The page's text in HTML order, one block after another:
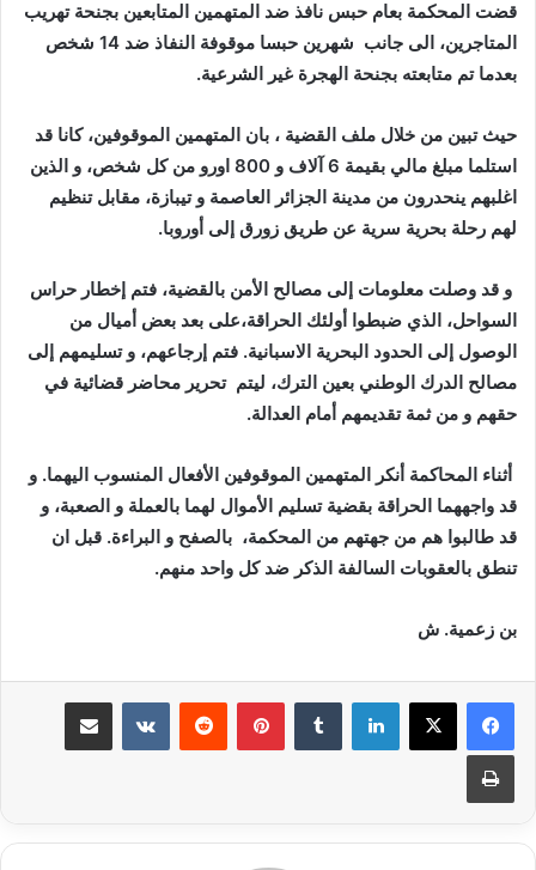
قضت المحكمة بعام حبس نافذ ضد المتهمين المتابعين بجنحة تهريب
المتاجرين، الى جانب شهرين حبسا موقوفة النفاذ ضد 14 شخص
بعدما تم متابعته بجنحة الهجرة غير الشرعية.
حيث تبين من خلال ملف القضية ، بان المتهمين الموقوفين، كانا قد
استلما مبلغ مالي بقيمة 6 آلاف و 800 اورو من كل شخص، و الذين
اغلبهم ينحدرون من مدينة الجزائر العاصمة و تيبازة، مقابل تنظيم
لهم رحلة بحرية سرية عن طريق زورق إلى أوروبا.
و قد وصلت معلومات إلى مصالح الأمن بالقضية، فتم إخطار حراس
السواحل، الذي ضبطوا أولئك الحراقة،على بعد بعض أميال من
الوصول إلى الحدود البحرية الاسبانية. فتم إرجاعهم، و تسليمهم إلى
مصالح الدرك الوطني بعين الترك، ليتم تحرير محاضر قضائية في
حقهم و من ثمة تقديمهم أمام العدالة.
أثناء المحاكمة أنكر المتهمين الموقوفين الأفعال المنسوب اليهما. و
قد واجههما الحراقة بقضية تسليم الأموال لهما بالعملة و الصعبة، و
قد طالبوا هم من جهتهم من المحكمة، بالصفح و البراءة. قبل ان
تنطق بالعقوبات السالفة الذكر ضد كل واحد منهم.
بن زعمية. ش
لينكدإن بينتيريست
طباعة